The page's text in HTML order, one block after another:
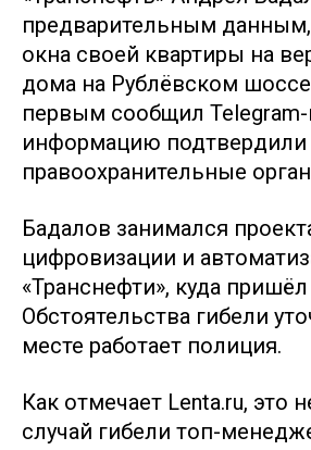
предварительным
окна своей квартиры на
дома на Рублёвском
первым сообщил Telegram-
информацию подтвердили
правоохранительные
Бадалов занимался
цифровизации и
«Транснефти», куда пришёл
Обстоятельства гибели
месте работает полиция.
Как отмечает Lenta.ru, это
случай гибели топ-